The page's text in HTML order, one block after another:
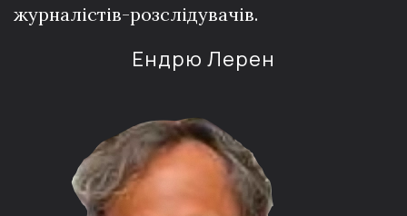
журналістів-розслідувачів.
Ендрю Лерен